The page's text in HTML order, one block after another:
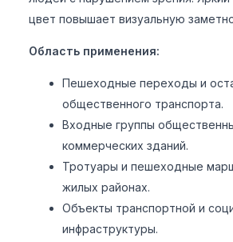
цвет повышает визуальную
Область применения:
Пешеходные переходы и
общественного транспорта.
Входные группы
коммерческих зданий.
Тротуары и пешеходные
жилых районах.
Объекты транспортной и
инфраструктуры.